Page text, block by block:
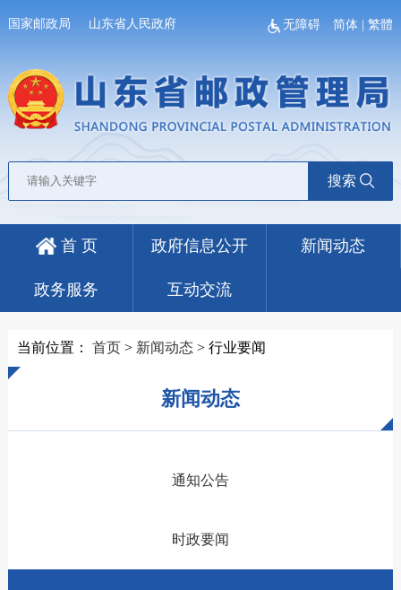
国家邮政局 山东省人民政府 无障碍 简体 |繁體
搜索
首 页 政府信息公开 新闻动态
政务服务 互动交流
当前位置： 首页> 新闻动态> 行业要闻
新闻动态
通知公告
时政要闻